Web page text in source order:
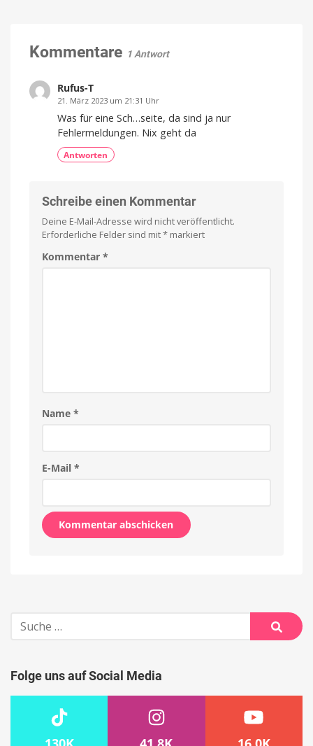
VPU-
Design
Preis
und
frische
Farben
Kommentare 1 Antwort
Rufus-T
21. März 2023 um 21:31 Uhr
Was für eine Sch…seite, da sind ja nur
Fehlermeldungen. Nix geht da
Antworten
Schreibe einen Kommentar
Deine E-Mail-Adresse wird nicht veröffentlicht.
Erforderliche Felder sind mit* markiert
Kommentar *
Name *
E-Mail *
Suche
nach:
Suche
Folge uns auf Social Media